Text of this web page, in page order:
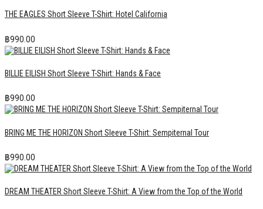
THE EAGLES Short Sleeve T-Shirt: Hotel California
฿990.00
BILLIE EILISH Short Sleeve T-Shirt: Hands & Face
฿990.00
BRING ME THE HORIZON Short Sleeve T-Shirt: Sempiternal Tour
฿990.00
DREAM THEATER Short Sleeve T-Shirt: A View from the Top of the World